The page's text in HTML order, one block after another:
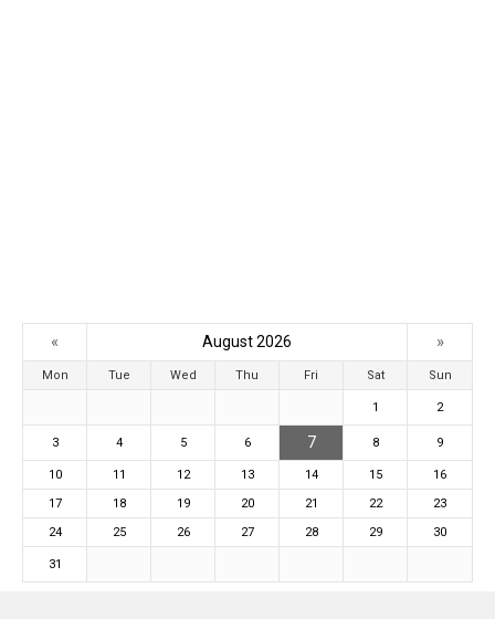
« August 2026 »
Mon Tue Wed Thu Fri Sat Sun
1 2
3 4 5 6 7 8 9
10 11 12 13 14 15
16
17
18 19 20 21 22
23
24
25 26 27 28 29 30
31